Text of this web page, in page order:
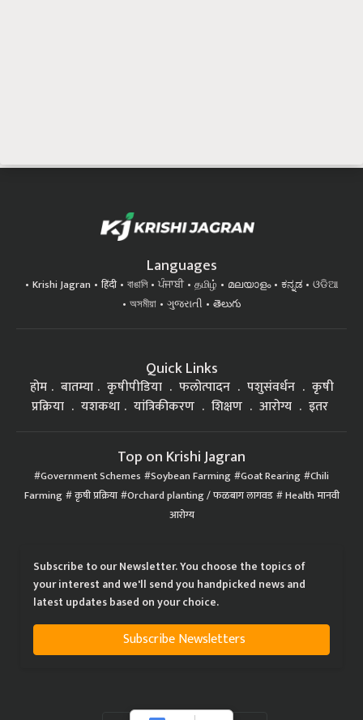
Languages
Krishi Jagran हिंदी বাঙালি ਪੰਜਾਬੀ தமிழ் മലയാളം ಕನ್ನಡ
ଓଡିଆ
অসমীয়া
ગુજરાતી తెలుగు
Quick Links
होम बातम्या कृषीपीडिया फलोत्पादन पशुसंवर्धन
कृषी
प्रक्रिया
यशकथा यांत्रिकीकरण शिक्षण आरोग्य इतर
Top on Krishi Jagran
Government Schemes Soybean Farming Goat Rearing Chili
Farming कृषी प्रक्रिया Orchard planting / फळबाग लागवड Health मानवी
आरोग्य
Subscribe to our Newsletter. You choose the topics of
your interest and we'll send you handpicked news and
latest updates based on your choice.
Subscribe Newsletters